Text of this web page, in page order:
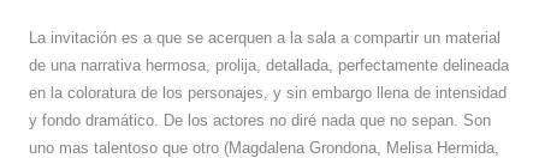
La invitación es a que se acerquen a la sala a compartir un material
de una narrativa hermosa, prolija, detallada, perfectamente delineada
en la coloratura de los personajes, y sin embargo llena de intensidad
y fondo dramático. De los actores no diré nada que no sepan. Son
uno mas talentoso que otro (Magdalena Grondona, Melisa Hermida,